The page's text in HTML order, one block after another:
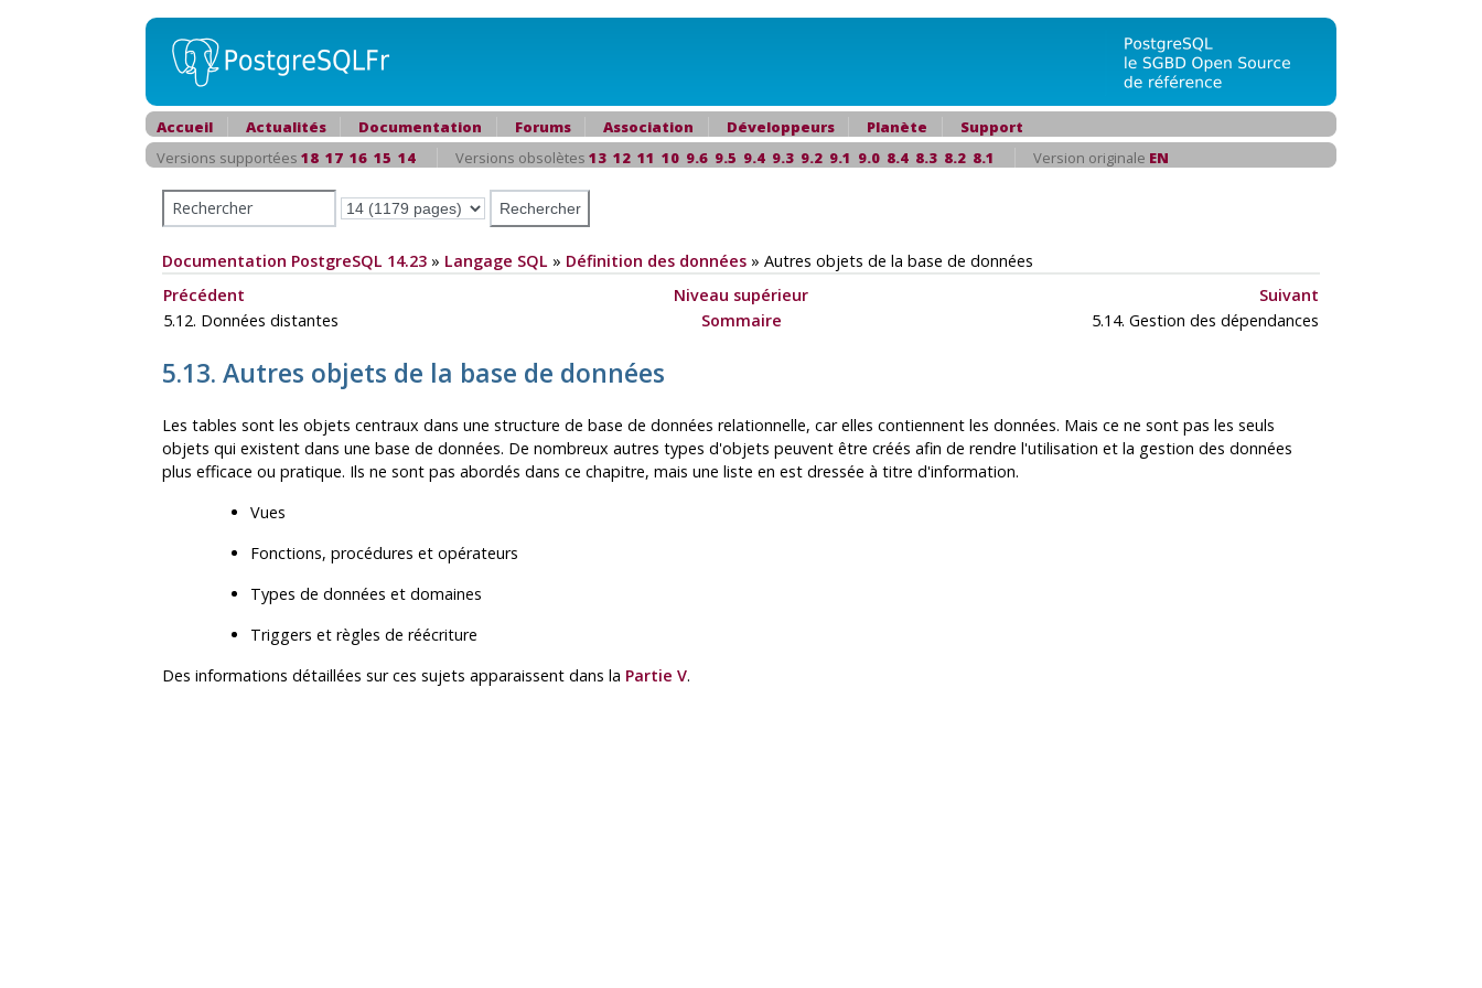
Accueil Actualités Documentation Forums Association Développeurs Planète
Support
Versions supportées 18 17 16 15 14 Versions obsolètes 13 12 11 10 9.6 9.5 9.4 9.3 9.2 9.1 9.0 8.4 8.3 8.2 8.1 Version originale EN
Documentation PostgreSQL 14.23 » Langage SQL » Définition des données » Autres objets de la base de données
Précédent
Niveau supérieur
Suivant
5.12. Données distantes
Sommaire 5.14. Gestion des dépendances
5.13. Autres objets de la base de données
Les tables sont les objets centraux dans une structure de base de données relationnelle, car elles contiennent les données. Mais ce ne sont pas les seuls
objets qui existent dans une base de données. De nombreux autres types d'objets peuvent être créés afin de rendre l'utilisation et la gestion des données
plus efficace ou pratique. Ils ne sont pas abordés dans ce chapitre, mais une liste en est dressée à titre d'information.
Vues
Fonctions, procédures et opérateurs
Types de données et domaines
Triggers et règles de réécriture
Des informations détaillées sur ces sujets apparaissent dans la Partie V.